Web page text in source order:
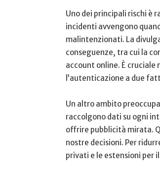
Uno dei principali rischi è
incidenti avvengono
malintenzionati. La
conseguenze, tra cui la
account online. È cruciale
⁤l’autenticazione a due
Un altro ambito
raccolgono dati su ogni
offrire ⁢pubblicità mirata.
nostre ​decisioni. Per
privati e le ⁢estensioni per‌